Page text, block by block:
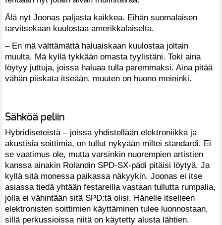
Älä nyt Joonas paljasta kaikkea. Eihän suomalaisen
tarvitsekaan kuulostaa amerikkalaiselta.
– En mä välttämättä haluaiskaan kuulostaa joltain
muulta. Mä kyllä tykkään omasta tyylistäni. Toki aina
löytyy juttuja, joissa haluaa tulla paremmaksi. Aina pitää
vähän piiskata itseään, muuten on huono meininki.
Sähköä peliin
Hybridiseteistä – joissa yhdistellään elektroniikka ja
akustisia soittimia, on tullut nykyään miltei standardi. Ei
se vaatimus ole, mutta varsinkin nuorempien artistien
kanssa ainakin Rolandin SPD-SX-pädi pitäisi löytyä. Ja
kyllä sitä monessa paikassa näkyykin. Joonas ei itse
asiassa tiedä yhtään festareilla vastaan tullutta rumpalia,
jolla ei vähintään sitä SPD:tä olisi. Hänelle itselleen
elektronisten soittimien käyttäminen tulee luonnostaan,
sillä perkussioissa niitä on käytetty alusta lähtien.